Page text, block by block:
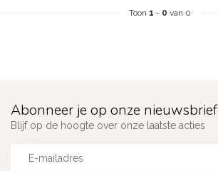
Toon 1 - 0 van 0
Abonneer je op onze nieuwsbrief
Blijf op de hoogte over onze laatste acties